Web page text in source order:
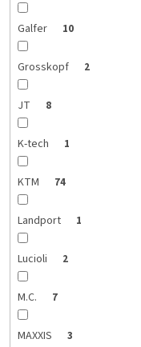
Galfer 10
Grosskopf 2
JT 8
K-tech 1
KTM 74
Landport 1
Lucioli 2
M.C. 7
MAXXIS 3